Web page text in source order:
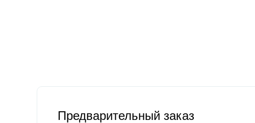
Предварительный заказ